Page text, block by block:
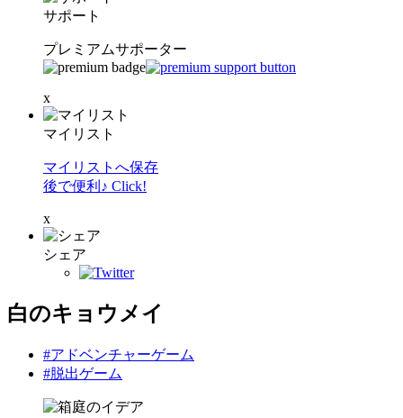
サポート
プレミアムサポーター
x
マイリスト
マイリストへ保存
後で便利♪ Click!
x
シェア
白のキョウメイ
#アドベンチャーゲーム
#脱出ゲーム